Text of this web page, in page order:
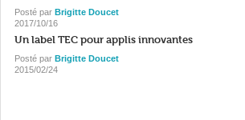
Posté par Brigitte Doucet
2017/10/16
Un label TEC pour applis innovantes
Posté par Brigitte Doucet
2015/02/24